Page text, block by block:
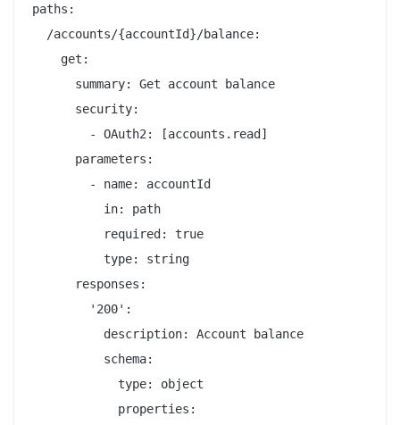
paths:
  /accounts/{accountId}/balance:
    get:
      summary: Get account balance
      security:
        - OAuth2: [accounts.read]
      parameters:
        - name: accountId
          in: path
          required: true
          type: string
      responses:
        '200':
          description: Account balance
          schema:
            type: object
            properties: